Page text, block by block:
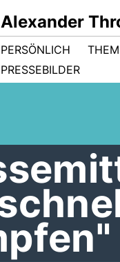
Alexander
PERSÖNLICH
PRESSEBILDER